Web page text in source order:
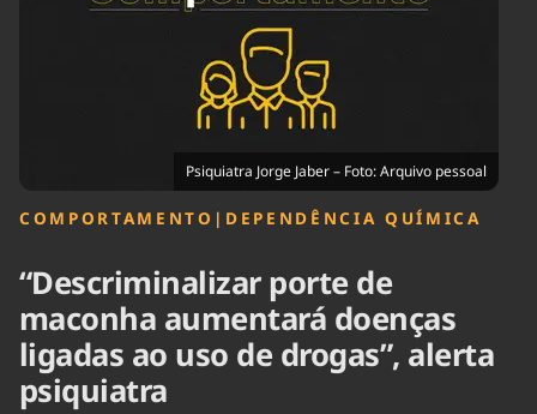
Educação
Infraestrutura
Internacional
Saúde
Psiquiatra Jorge Jaber – Foto: Arquivo pessoal
COMPORTAMENTO | DEPENDÊNCIA QUÍMICA
“Descriminalizar porte de
maconha aumentará doenças
ligadas ao uso de drogas”, alerta
psiquiatra